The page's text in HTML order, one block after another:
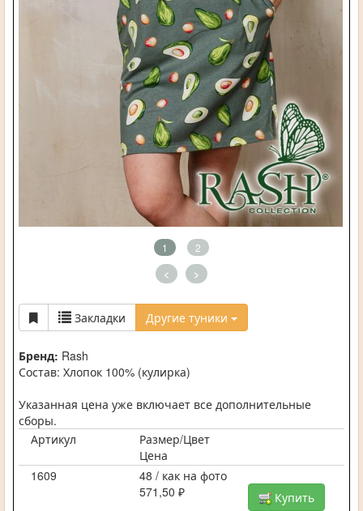
1 2
< >
Закладки Другие туники
Бренд: Rash
Состав: Хлопок 100% (кулирка)
Указанная цена уже включает все дополнительные
сборы.
Артикул
Размер/Цвет
Цена
1609
48 / как на фото
571,50 ₽
Купить